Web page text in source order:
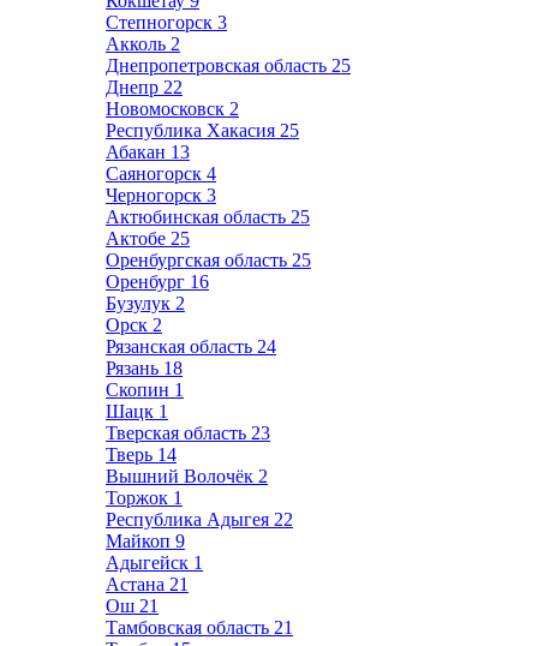
Степногорск 3
Акколь 2
Днепропетровская область 25
Днепр 22
Новомосковск 2
Республика Хакасия 25
Абакан 13
Саяногорск 4
Черногорск 3
Актюбинская область 25
Актобе 25
Оренбургская область 25
Оренбург 16
Бузулук 2
Орск 2
Рязанская область 24
Рязань 18
Скопин 1
Шацк 1
Тверская область 23
Тверь 14
Вышний Волочёк 2
Торжок 1
Республика Адыгея 22
Майкоп 9
Адыгейск 1
Астана 21
Ош 21
Тамбовская область 21